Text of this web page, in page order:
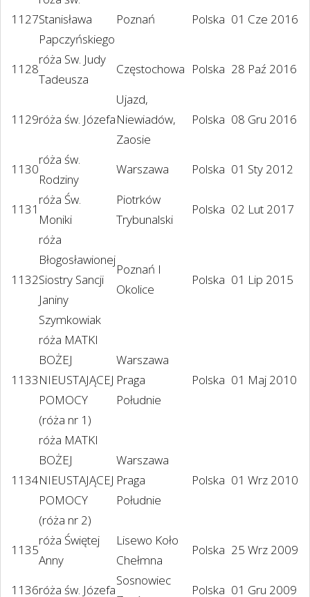
1127Stanisława
Papczyńskiego
Poznań Polska 01 Cze 2016
1128
róża Sw. Judy
Tadeusza
Częstochowa Polska 28 Paź 2016
1129róża św. Józefa
Ujazd,
Niewiadów,
Zaosie
Polska 08 Gru 2016
1130
róża św.
Rodziny
Warszawa Polska 01 Sty 2012
1131
róża Św.
Moniki
Piotrków
Trybunalski
Polska 02 Lut 2017
1132
róża
Błogosławionej
Siostry Sancji
Janiny
Szymkowiak
Poznań I
Okolice
Polska 01 Lip 2015
1133
róża MATKI
BOŻEJ
NIEUSTAJĄCEJ
POMOCY
(róża nr 1)
Warszawa
Praga
Południe
Polska 01 Maj 2010
1134
róża MATKI
BOŻEJ
NIEUSTAJĄCEJ
POMOCY
(róża nr 2)
Warszawa
Praga
Południe
Polska 01 Wrz 2010
1135
róża Świętej
Anny
Lisewo Koło
Chełmna
Polska 25 Wrz 2009
1136róża św. Józefa
Sosnowiec
Polska 01 Gru 2009